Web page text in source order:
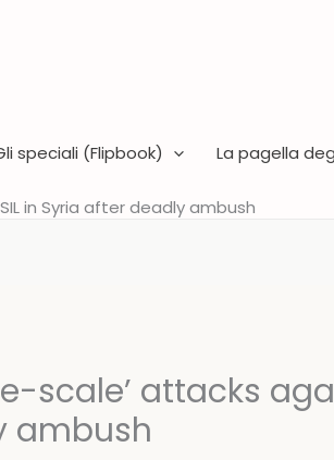
speciali (Flipbook) La pagella
in Syria after deadly ambush
scale’ attacks
ambush